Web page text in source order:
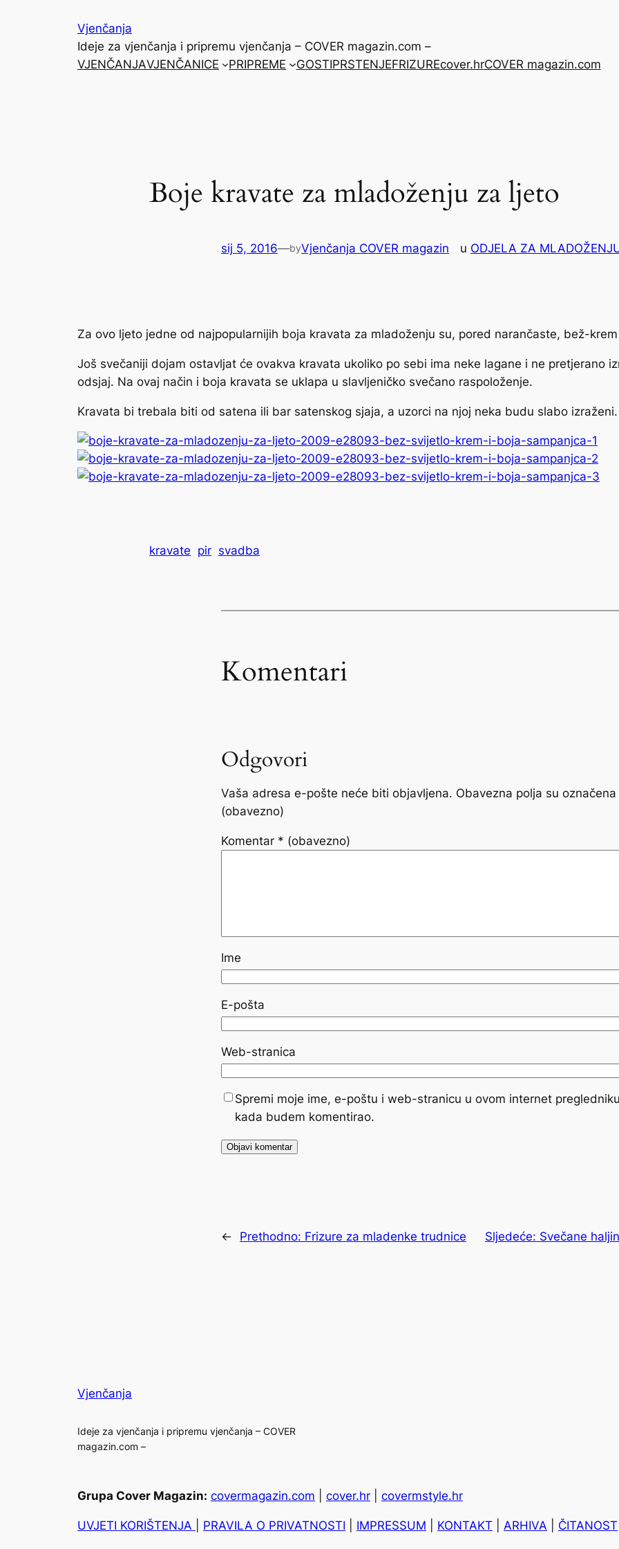
Vjenčanja
Ideje za vjenčanja i pripremu vjenčanja – COVER magazin.com –
VJENČANJAVJENČANICE PRIPREME GOSTIPRSTENJEFRIZUREcover.hrCOVER magazin.com
Boje kravate za mladoženju za ljeto
sij 5, 2016—byVjenčanja COVER magazin u ODJELA ZA
Za ovo ljeto jedne od najpopularnijih boja kravata za mladoženju su, pored narančaste, bež-
Još svečaniji dojam ostavljat će ovakva kravata ukoliko po sebi ima neke lagane i ne pretjerano
odsjaj. Na ovaj način i boja kravata se uklapa u slavljeničko svečano raspoloženje.
Kravata bi trebala biti od satena ili bar satenskog sjaja, a uzorci na njoj neka budu slabo izraženi.
kravate pir svadba
Komentari
Odgovori
Vaša adresa e-pošte neće biti objavljena. Obavezna polja su
(obavezno)
Komentar * (obavezno)
Ime
E-pošta
Web-stranica
Spremi moje ime, e-poštu i web-stranicu u ovom internet
kada budem komentirao.
← Prethodno: Frizure za mladenke trudnice Sljedeće: Svečane
Vjenčanja
Ideje za vjenčanja i pripremu vjenčanja – COVER
magazin.com –
Grupa Cover Magazin: covermagazin.com cover.hr covermstyle.hr
UVJETI KORIŠTENJA PRAVILA O PRIVATNOSTI IMPRESSUM KONTAKT ARHIVA ČITANOST